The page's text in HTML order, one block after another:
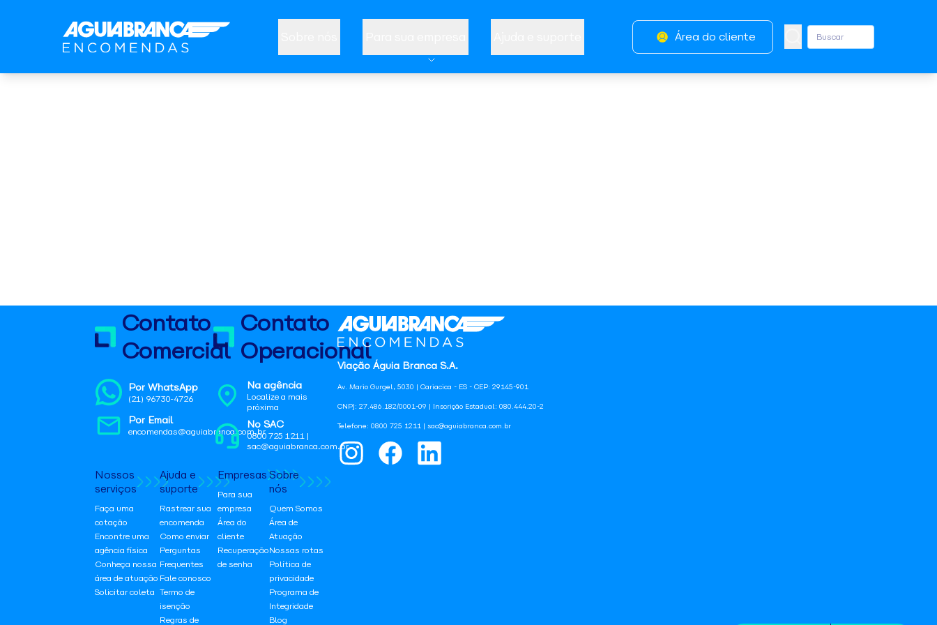
Área do cliente
Viação Águia Branca S.A.
Av. Mario Gurgel, 5030 | Cariacica - ES - CEP: 29145-901
CNPJ: 27.486.182/0001-09 | Inscrição Estadual: 080.444.20-2
Telefone: 0800 725 1211 | sac@aguiabranca.com.br
Contato
Comercial
Por WhatsApp
(21) 96730-4726
Por Email
encomendas@aguiabranca.com.br
Contato
Operacional
Na agência
Localize a mais
próxima
No SAC
0800 725 1211 |
sac@aguiabranca.com.br
Nossos
serviços
Faça uma
cotação
Encontre uma
agência física
Conheça nossa
área de atuação
Solicitar coleta
Ajuda e
suporte
Rastrear sua
encomenda
Como enviar
Perguntas
Frequentes
Fale conosco
Termo de
isenção
Regras de
Empresas
Para sua
empresa
Área do
cliente
Recuperação
de senha
Sobre
nós
Quem Somos
Área de
Atuação
Nossas rotas
Política de
privacidade
Programa de
Integridade
Blog